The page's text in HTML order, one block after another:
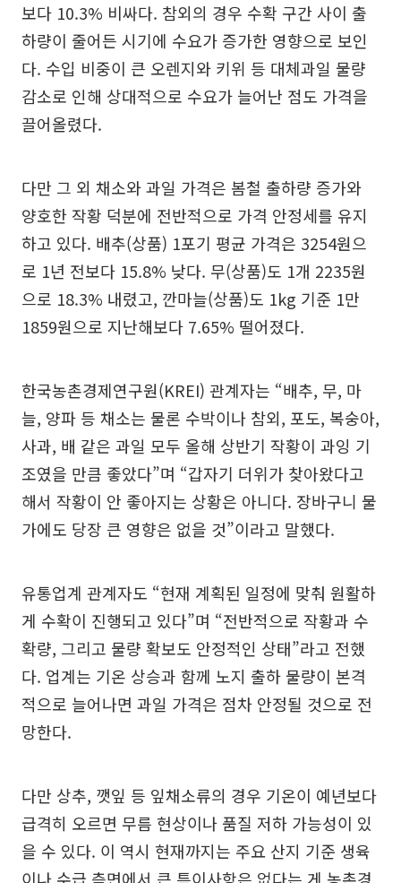
보다 10.3% 비싸다. 참외의 경우 수확 구간 사이 출
하량이 줄어든 시기에 수요가 증가한 영향으로 보인
다. 수입 비중이 큰 오렌지와 키위 등 대체과일 물량
감소로 인해 상대적으로 수요가 늘어난 점도 가격을
끌어올렸다.
다만 그 외 채소와 과일 가격은 봄철 출하량 증가와
양호한 작황 덕분에 전반적으로 가격 안정세를 유지
하고 있다. 배추(상품) 1포기 평균 가격은 3254원으
로 1년 전보다 15.8% 낮다. 무(상품)도 1개 2235원
으로 18.3% 내렸고, 깐마늘(상품)도 1kg 기준 1만
1859원으로 지난해보다 7.65% 떨어졌다.
한국농촌경제연구원(KREI) 관계자는 “배추, 무, 마
늘, 양파 등 채소는 물론 수박이나 참외, 포도, 복숭아,
사과, 배 같은 과일 모두 올해 상반기 작황이 과잉 기
조였을 만큼 좋았다”며 “갑자기 더위가 찾아왔다고
해서 작황이 안 좋아지는 상황은 아니다. 장바구니 물
가에도 당장 큰 영향은 없을 것”이라고 말했다.
유통업계 관계자도 “현재 계획된 일정에 맞춰 원활하
게 수확이 진행되고 있다”며 “전반적으로 작황과 수
확량, 그리고 물량 확보도 안정적인 상태”라고 전했
다. 업계는 기온 상승과 함께 노지 출하 물량이 본격
적으로 늘어나면 과일 가격은 점차 안정될 것으로 전
망한다.
다만 상추, 깻잎 등 잎채소류의 경우 기온이 예년보다
급격히 오르면 무름 현상이나 품질 저하 가능성이 있
을 수 있다. 이 역시 현재까지는 주요 산지 기준 생육